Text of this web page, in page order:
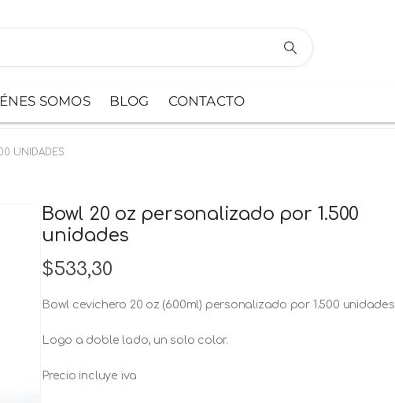
SOMOS BLOG CONTACTO
UNIDADES
Bowl 20 oz personalizado por 1.500
unidades
$533,30
Bowl cevichero 20 oz (600ml) personalizado por 1.500 unidades
Logo a doble lado, un solo color.
Precio incluye iva